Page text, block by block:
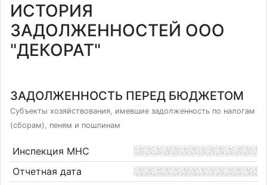
ИСТОРИЯ
ЗАДОЛЖЕННОСТЕЙ ООО
"ДЕКОРАТ"
ЗАДОЛЖЕННОСТЬ ПЕРЕД БЮДЖЕТОМ
Субъекты хозяйствования, имевшие задолженность по налогам
(сборам), пеням и пошлинам
Инспекция МНС
Отчетная дата